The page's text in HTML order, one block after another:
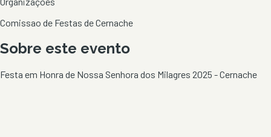
Comissao de Festas de Cernache
Sobre este evento
Festa em Honra de Nossa Senhora dos Milagres 2025 - Cernache